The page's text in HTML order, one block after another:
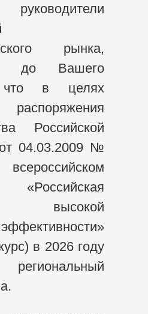
рынка,
до Вашего
что в целях
распоряжения
Российской
04.03.2009 №
высокой
в 2026 году
региональный